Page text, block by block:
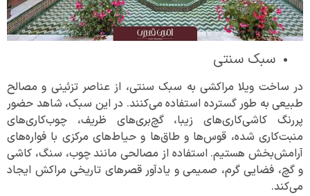
سبک سنتی
در ساخت ویلا مراکشی به سبک سنتی، از عناصر تزئینی و مصالح
طبیعی به طور گسترده استفاده می‌کنند. در این سبک، شاهد حضور
پررنگ کاشی‌کاری‌های زیبا، گچ‌بری‌های ظریف، چوب‌کاری‌های
منبت‌کاری شده، قوس‌ها و طاق‌ها و حیاط‌های مرکزی با فواره‌های
آرامش‌بخش هستیم. استفاده از مصالحی مانند چوب، سنگ، کاشی
و گچ، فضایی گرم، صمیمی و یادآور قصرهای تاریخی مراکش ایجاد
می‌کند.